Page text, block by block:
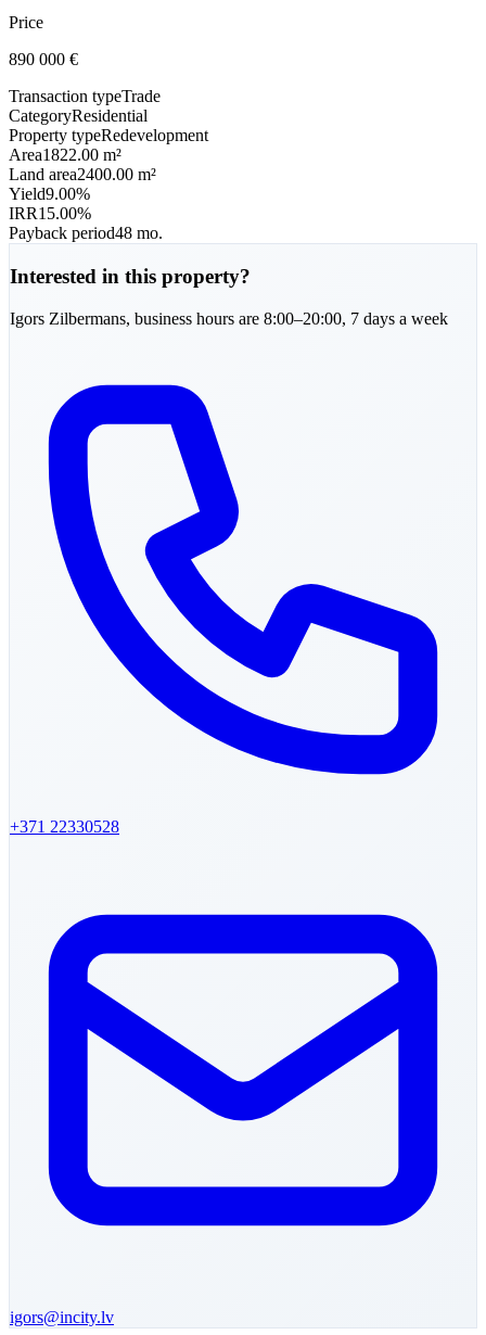
Price
890 000 €
Transaction typeTrade
CategoryResidential
Property typeRedevelopment
Area1822.00 m²
Land area2400.00 m²
Yield9.00%
IRR15.00%
Payback period48 mo.
Interested in this property?
Igors Zilbermans, business hours are 8:00–20:00, 7 days a week
+371 22330528
igors@incity.lv